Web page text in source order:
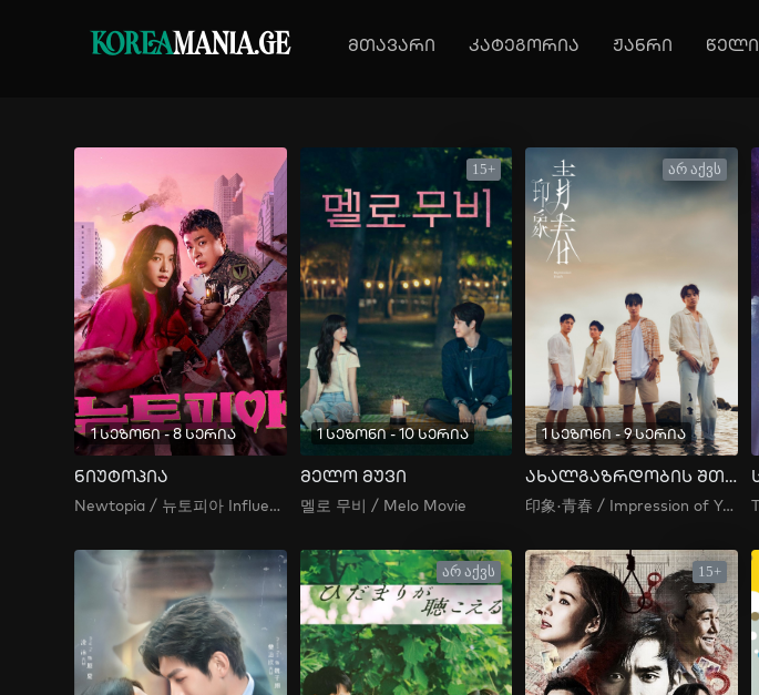
KOREAMANIA.GE მთავარი კატეგორია ჟანრი წელი
1 სეზონი - 8 სერია
ნიუტოპია
Newtopia / 뉴토피아 Influenza , Inpeulruenja , Nyutopia , 인플루엔자
15+
1 სეზონი - 10 სერია
მელო მუვი
멜로 무비 / Melo Movie
არ აქვს
1 სეზონი - 9 სერია
ახალგაზრდობის შთაბეჭდილება
印象·青春 / Impression of Youth
არ აქვს 15+